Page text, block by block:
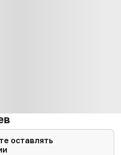
оставлять